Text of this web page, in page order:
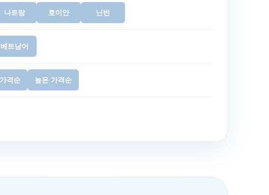
나트랑 호이안 닌빈
베트남어
격순 높은 가격순